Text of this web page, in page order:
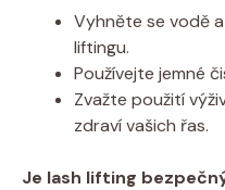
Vyhněte se vodě
liftingu.
Používejte jemné
Zvažte použití
zdraví vašich řas.
Je lash lifting